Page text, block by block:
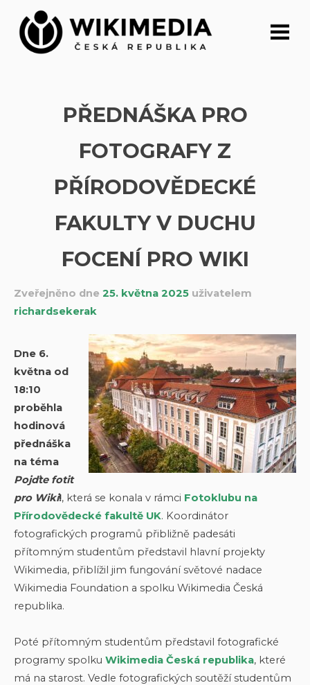
Přeskočit
obsah
PŘEDNÁŠKA PRO
FOTOGRAFY Z
PŘÍRODOVĚDECKÉ
FAKULTY V DUCHU
FOCENÍ PRO WIKI
Zveřejněno dne 25. května 2025 uživatelem
richardsekerak
Dne 6.
května od
18:10
proběhla
hodinová
přednáška
na téma
Pojďte fotit
pro Wiki!, která se konala v rámci Fotoklubu na
Přírodovědecké fakultě UK. Koordinátor
fotografických programů přibližně padesáti
přítomným studentům představil hlavní projekty
Wikimedia, přiblížil jim fungování světové nadace
Wikimedia Foundation a spolku Wikimedia Česká
republika.
Poté přítomným studentům představil fotografické
programy spolku Wikimedia Česká republika, které
má na starost. Vedle fotografických soutěží studentům